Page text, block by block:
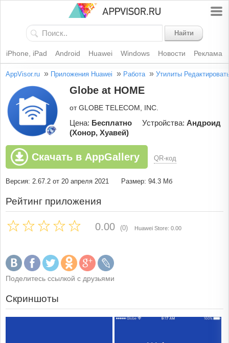
Найти
iPhone, iPad Android Huawei Windows Новости Реклама
AppVisor.ru » Приложения Huawei » Работа » Утилиты
Globe at HOME
от GLOBE TELECOM, INC.
Цена: Бесплатно Устройства: Андроид
(Хонор, Хуавей)
Скачать в AppGallery QR-код
Версия: 2.67.2 от 20 апреля 2021 Размер: 94.3 Мб
Рейтинг приложения
0.00 (0) Huawei Store: 0.00
Поделитесь ссылкой с друзьями
Скриншоты